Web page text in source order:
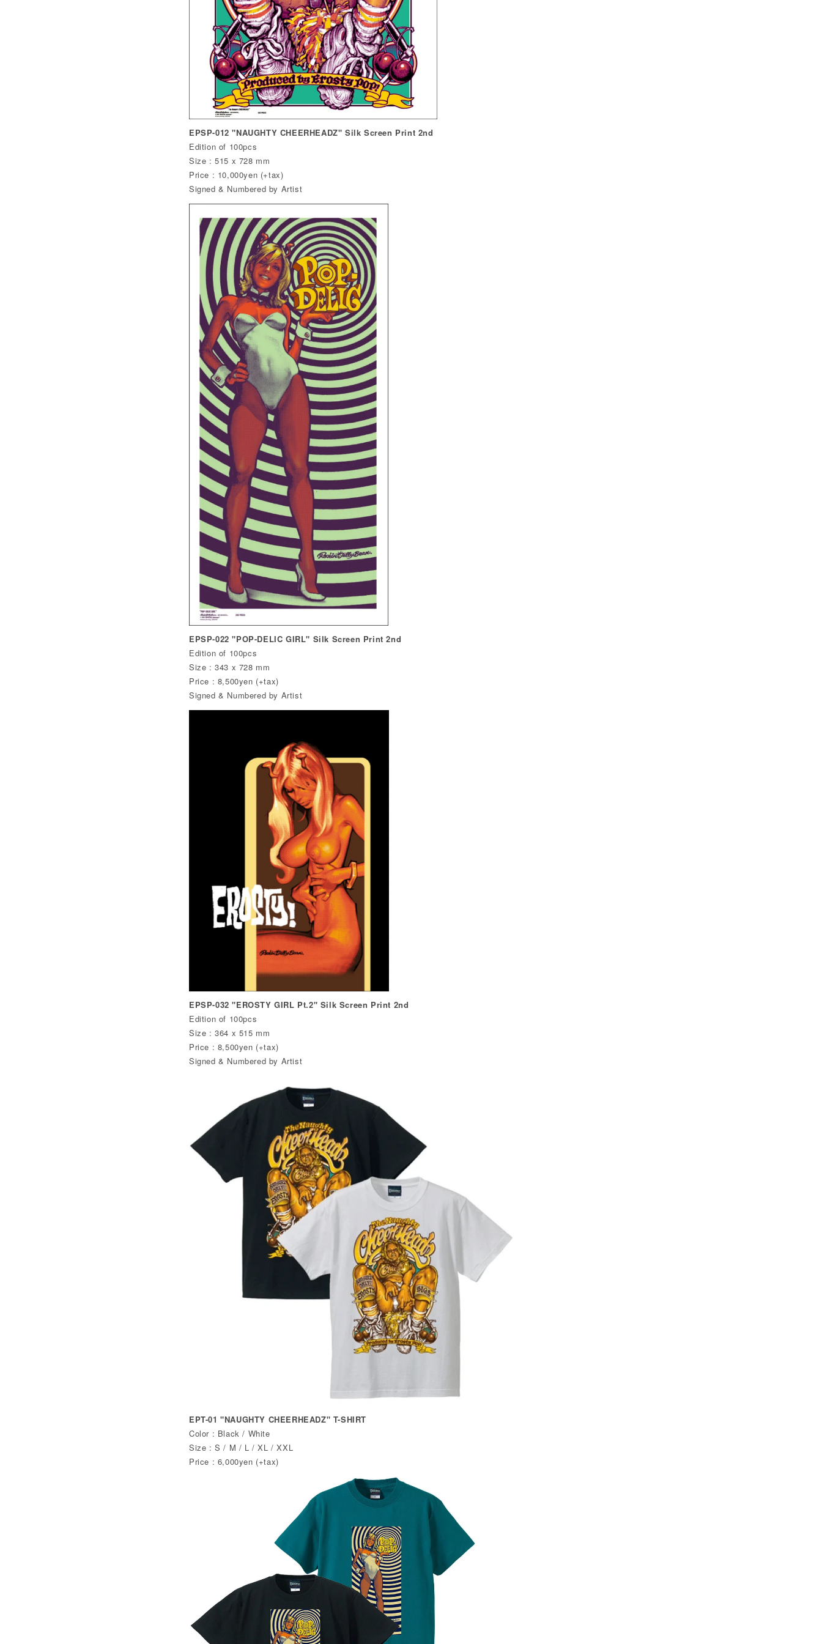
EPSP-012 "NAUGHTY CHEERHEADZ" Silk Screen Print 2nd
Edition of 100pcs
Size : 515 x 728 mm
Price : 10,000yen (+tax)
Signed & Numbered by Artist
EPSP-022 "POP-DELIC GIRL" Silk Screen Print 2nd
Edition of 100pcs
Size : 343 x 728 mm
Price : 8,500yen (+tax)
Signed & Numbered by Artist
EPSP-032 "EROSTY GIRL Pt.2" Silk Screen Print 2nd
Edition of 100pcs
Size : 364 x 515 mm
Price : 8,500yen (+tax)
Signed & Numbered by Artist
EPT-01 "NAUGHTY CHEERHEADZ" T-SHIRT
Color : Black / White
Size : S / M / L / XL / XXL
Price : 6,000yen (+tax)